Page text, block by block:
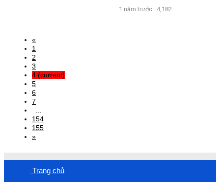
1 năm trước 4,182
«
1
2
3
4 (current)
5
6
7
154
155
»
Trang chủ